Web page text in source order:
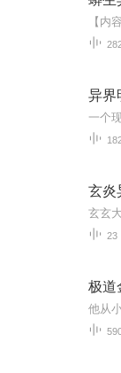
异界
玄炎
23
极道